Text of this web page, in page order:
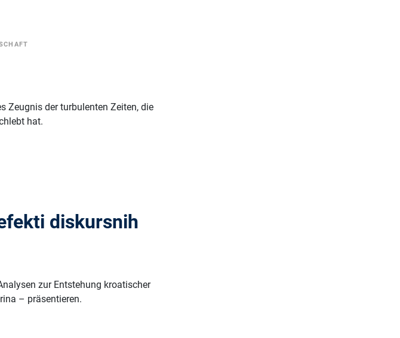
Zeugnis der turbulenten Zeiten, die
hat.
diskursnih
zur Entstehung kroatischer
– präsentieren.